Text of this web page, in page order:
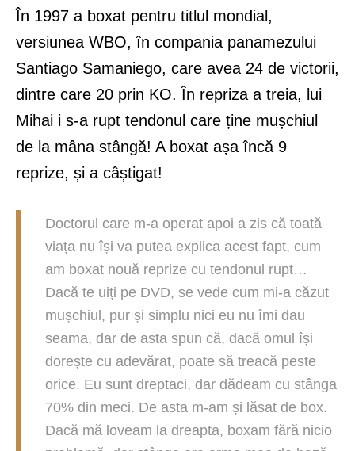
În 1997 a boxat pentru titlul mondial,
versiunea WBO, în compania panamezului
Santiago Samaniego, care avea 24 de victorii,
dintre care 20 prin KO. În repriza a treia, lui
Mihai i s-a rupt tendonul care ține mușchiul
de la mâna stângă! A boxat așa încă 9
reprize, și a câștigat!
Doctorul care m-a operat apoi a zis că toată
viața nu își va putea explica acest fapt, cum
am boxat nouă reprize cu tendonul rupt…
Dacă te uiți pe DVD, se vede cum mi-a căzut
mușchiul, pur și simplu nici eu nu îmi dau
seama, dar de asta spun că, dacă omul își
dorește cu adevărat, poate să treacă peste
orice. Eu sunt dreptaci, dar dădeam cu stânga
70% din meci. De asta m-am și lăsat de box.
Dacă mă loveam la dreapta, boxam fără nicio